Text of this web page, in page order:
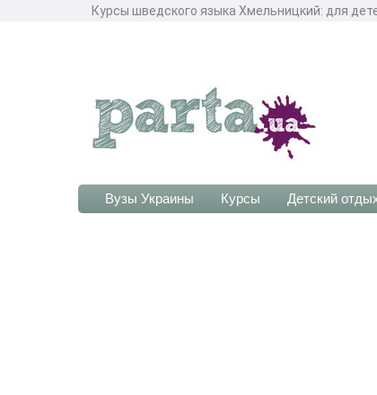
Курсы шведского языка Хмельницкий: для
Вузы Украины Курсы Детский